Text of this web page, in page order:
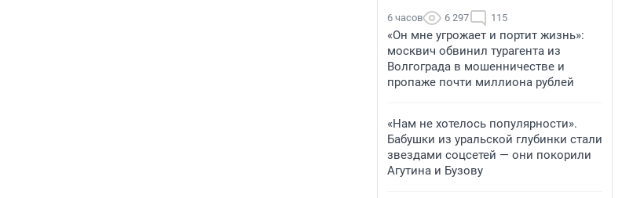
6 часов 6 297 115
«Он мне угрожает и портит жизнь»:
москвич обвинил турагента из
Волгограда в мошенничестве и
пропаже почти миллиона рублей
«Нам не хотелось популярности».
Бабушки из уральской глубинки стали
звездами соцсетей — они покорили
Агутина и Бузову